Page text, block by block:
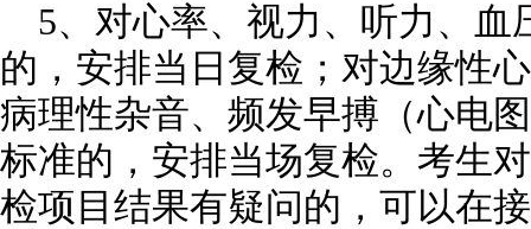
5、对心率、视力、听力、
的，安排当日复检；对边缘性
病理性杂音、频发早搏（心电
标准的，安排当场复检。考生
检项目结果有疑问的，可以在